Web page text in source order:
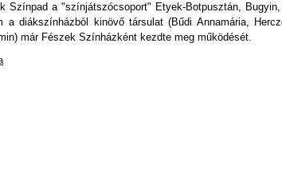
Színpad a "színjátszócsoport" Etyek-Botpusztán,
a diákszínházból kinövő társulat (Bűdi Annamária,
már Fészek Színházként kezdte meg működését.